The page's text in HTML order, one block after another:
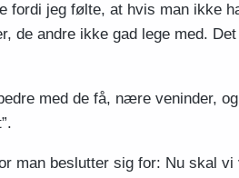
fordi jeg følte, at hvis man ikke
de andre ikke gad lege med.
med de få, nære veninder,
man beslutter sig for: Nu skal